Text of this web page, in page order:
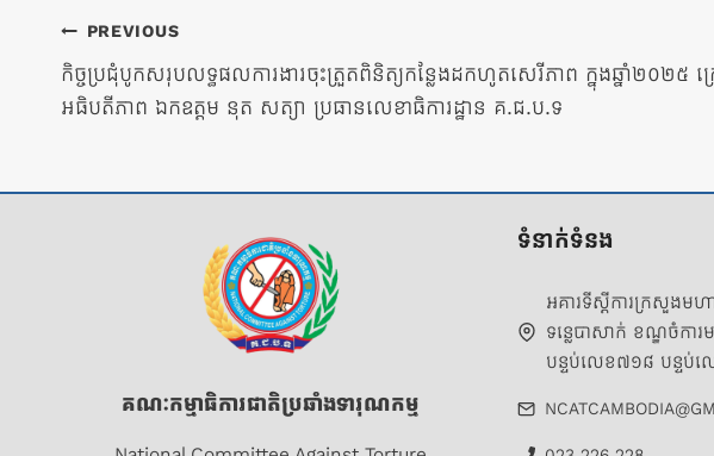
ការ​
នាំទិស​
PREVIOUS
កិច្ចប្រជុំបូកសរុបលទ្ធផលការងារចុះត្រួតពិនិត្យកន្លែងដកហូតសេរីភាព ក្នុងឆ្នាំ២០២៥ ក្
អធិបតីភាព ឯកឧត្តម នុត សត្យា ប្រធានលេខាធិការដ្ឋាន គ.ជ.ប.ទ
គណៈកម្មាធិការជាតិប្រឆាំងទារុណកម្ម
ទំនាក់ទំនង
អគារទីស្តីការក្រសួងមហ
ទន្លេបាសាក់ ខណ្ឌចំកា
បន្ទប់លេខ៧១៨ បន្ទប់